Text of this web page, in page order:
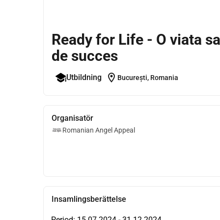
Ready for Life - O viata
de succes
Utbildning location_on București, Romania
Organisatör
Romanian Angel Appeal
Insamlingsberättelse